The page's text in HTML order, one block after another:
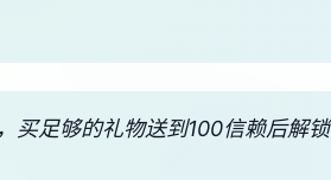
买足够的礼物送到100信赖后解锁